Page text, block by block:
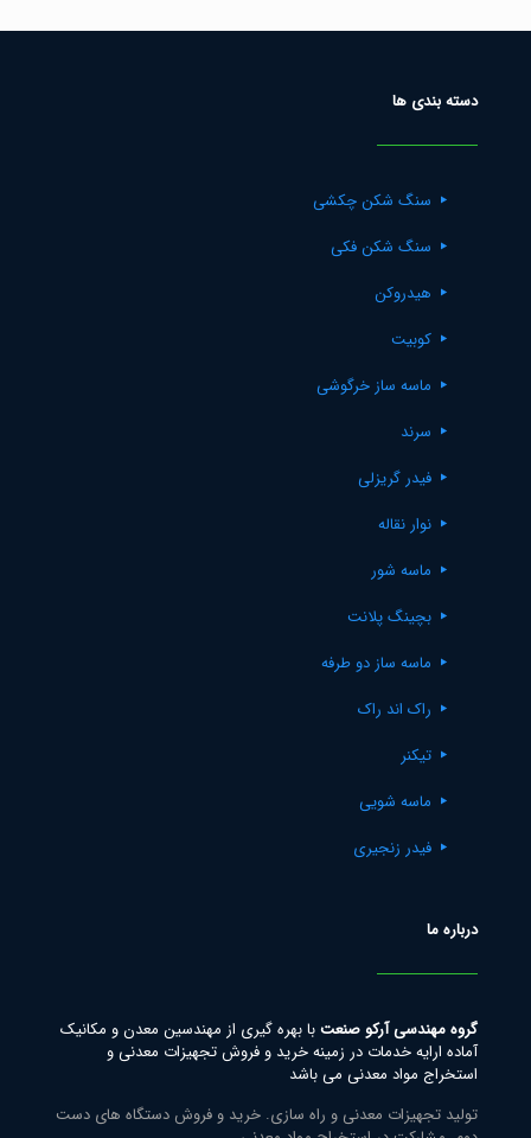
دسته بندی ها
سنگ شکن چکشی
سنگ شکن فکی
هیدروکن
کوبیت
ماسه ساز خرگوشی
سرند
فیدر گریزلی
نوار نقاله
ماسه شور
بچینگ پلانت
ماسه ساز دو طرفه
راک اند راک
تیکنر
ماسه شویی
فیدر زنجیری
درباره ما
گروه مهندسی آرکو صنعتبا بهره گیری از مهندسین معدن و مکانیک
آماده ارایه خدمات در زمینه خرید و فروش تجهیزات معدنی و
استخراج مواد معدنی می باشد
تولید تجهیزات معدنی و راه سازی. خرید و فروش دستگاه های دست